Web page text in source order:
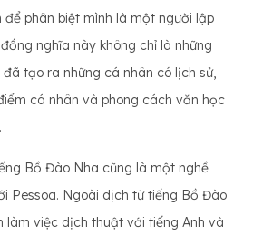
để phân biệt mình là một người lập
nghĩa này không chỉ là những
tạo ra những cá nhân có lịch sử,
cá nhân và phong cách văn học
Bồ Đào Nha cũng là một nghề
Pessoa. Ngoài dịch từ tiếng Bồ Đào
làm việc dịch thuật với tiếng Anh và